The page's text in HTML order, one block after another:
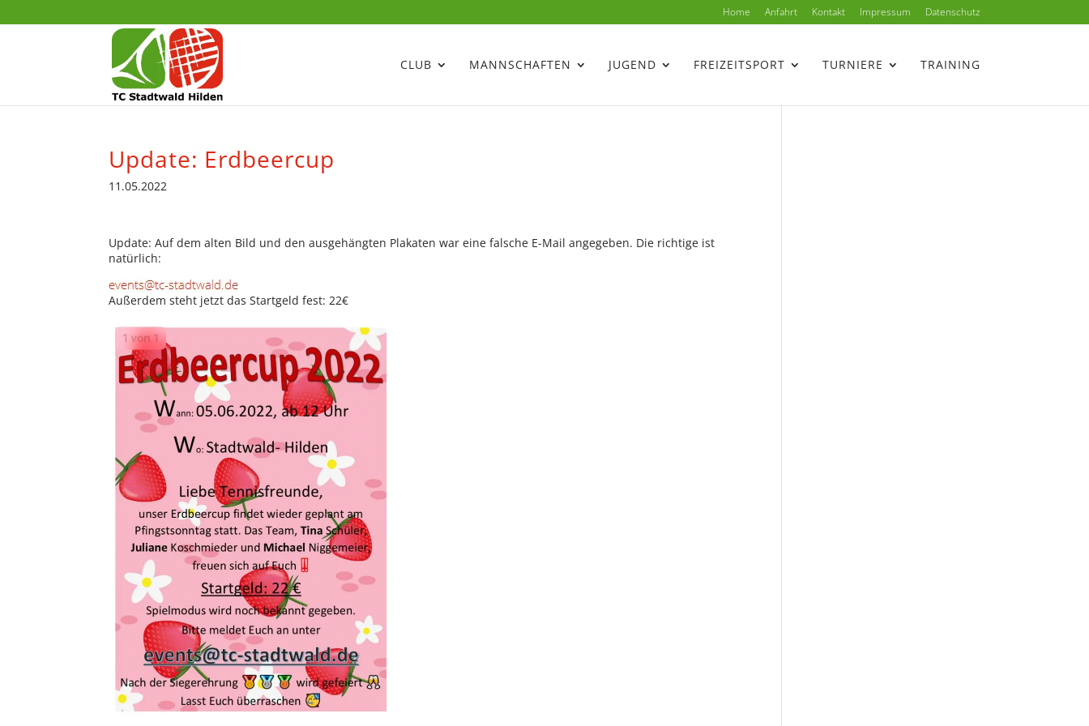
Home Anfahrt Kontakt Impressum Datenschutz
CLUB MANNSCHAFTEN JUGEND FREIZEITSPORT TURNIERE TRAINING
Update: Erdbeercup
11.05.2022
Update: Auf dem alten Bild und den ausgehängten Plakaten war eine falsche E-Mail angegeben. Die richtige ist
natürlich:
Außerdem steht jetzt das Startgeld fest: 22€